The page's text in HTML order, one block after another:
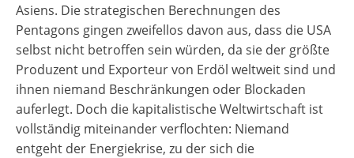
Asiens. Die strategischen Berechnungen des
Pentagons gingen zweifellos davon aus, dass die USA
selbst nicht betroffen sein würden, da sie der größte
Produzent und Exporteur von Erdöl weltweit sind und
ihnen niemand Beschränkungen oder Blockaden
auferlegt. Doch die kapitalistische Weltwirtschaft ist
vollständig miteinander verflochten: Niemand
entgeht der Energiekrise, zu der sich die